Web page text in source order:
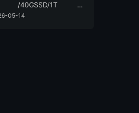
/40GSSD/1T流
带宽，低至36元/
05-14